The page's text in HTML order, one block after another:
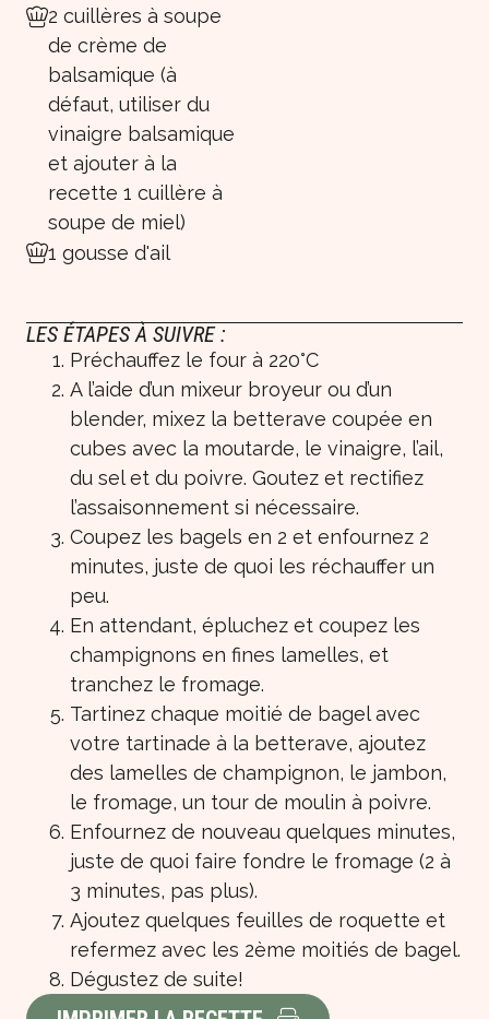
2 cuillères à soupe
de crème de
balsamique (à
défaut, utiliser du
vinaigre balsamique
et ajouter à la
recette 1 cuillère à
soupe de miel)
1 gousse d'ail
LES ÉTAPES À SUIVRE :
Préchauffez le four à 220°C
A l’aide d’un mixeur broyeur ou d’un
blender, mixez la betterave coupée en
cubes avec la moutarde, le vinaigre, l’ail,
du sel et du poivre. Goutez et rectifiez
l’assaisonnement si nécessaire.
Coupez les bagels en 2 et enfournez 2
minutes, juste de quoi les réchauffer un
peu.
En attendant, épluchez et coupez les
champignons en fines lamelles, et
tranchez le fromage.
Tartinez chaque moitié de bagel avec
votre tartinade à la betterave, ajoutez
des lamelles de champignon, le jambon,
le fromage, un tour de moulin à poivre.
Enfournez de nouveau quelques minutes,
juste de quoi faire fondre le fromage (2 à
3 minutes, pas plus).
Ajoutez quelques feuilles de roquette et
refermez avec les 2ème moitiés de bagel.
Dégustez de suite!